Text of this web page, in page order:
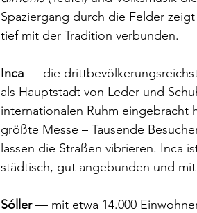
Spaziergang durch die Felder
tief mit der Tradition verbunden.
Inca — die
als Hauptstadt von Leder und
internationalen Ruhm eingebracht
größte Messe – Tausende
lassen die Straßen vibrieren. Inca
städtisch, gut angebunden und
Sóller — mit etwa 14.000